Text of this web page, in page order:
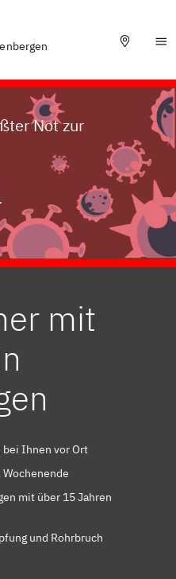
Not zur
mit
bei Ihnen vor Ort
mit über 15 Jahren
und Rohrbruch